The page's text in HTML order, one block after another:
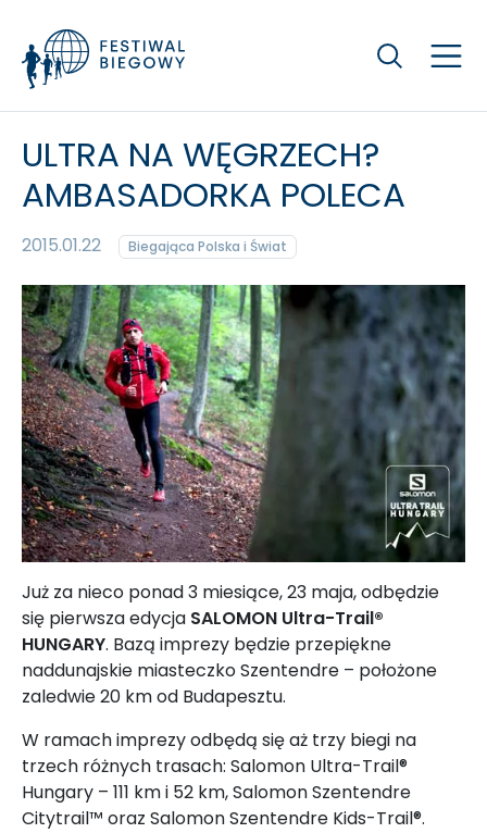
Szukaj
ULTRA NA WĘGRZECH?
AMBASADORKA POLECA
2015.01.22 Biegająca Polska i Świat
Już za nieco ponad 3 miesiące, 23 maja, odbędzie
się pierwsza edycja SALOMON Ultra-Trail®
HUNGARY. Bazą imprezy będzie przepiękne
naddunajskie miasteczko Szentendre – położone
zaledwie 20 km od Budapesztu.
W ramach imprezy odbędą się aż trzy biegi na
trzech różnych trasach: Salomon Ultra-Trail®
Hungary – 111 km i 52 km, Salomon Szentendre
Citytrail™ oraz Salomon Szentendre Kids-Trail®.